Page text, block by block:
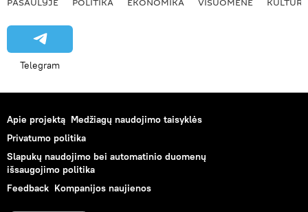
Telegram
Apie projektą Medžiagų naudojimo taisyklės
Privatumo politika
Slapukų naudojimo bei automatinio duomenų
išsaugojimo politika
Feedback Kompanijos naujienos